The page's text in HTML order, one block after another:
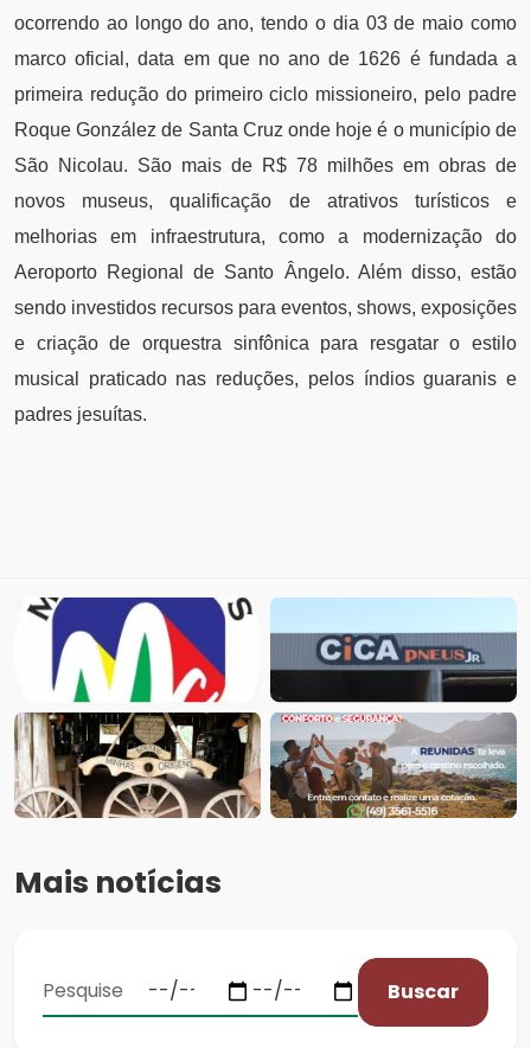
ocorrendo ao longo do ano, tendo o dia 03 de maio como
marco oficial, data em que no ano de 1626 é fundada a
primeira redução do primeiro ciclo missioneiro, pelo padre
Roque González de Santa Cruz onde hoje é o município de
São Nicolau. São mais de R$ 78 milhões em obras de
novos museus, qualificação de atrativos turísticos e
melhorias em infraestrutura, como a modernização do
Aeroporto Regional de Santo Ângelo. Além disso, estão
sendo investidos recursos para eventos, shows, exposições
e criação de orquestra sinfônica para resgatar o estilo
musical praticado nas reduções, pelos índios guaranis e
padres jesuítas.
Mais notícias
Buscar